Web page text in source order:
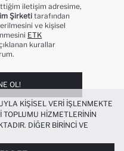
iletişim adresime,
Şirketi tarafından
ve kişisel
ETK
kurallar
OL!
KIŞISEL VERI IŞLENMEKTE
TOPLUMU HIZMETLERININ
DIĞER BIRINCI VE
IYI BIR ALIŞVERIŞ
IŞLEVSEL KILINMASI VE